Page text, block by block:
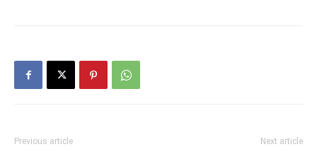
Previous article Next article